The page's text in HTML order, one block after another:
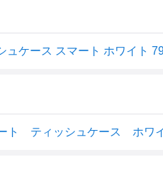
ュケース スマート ホワイト